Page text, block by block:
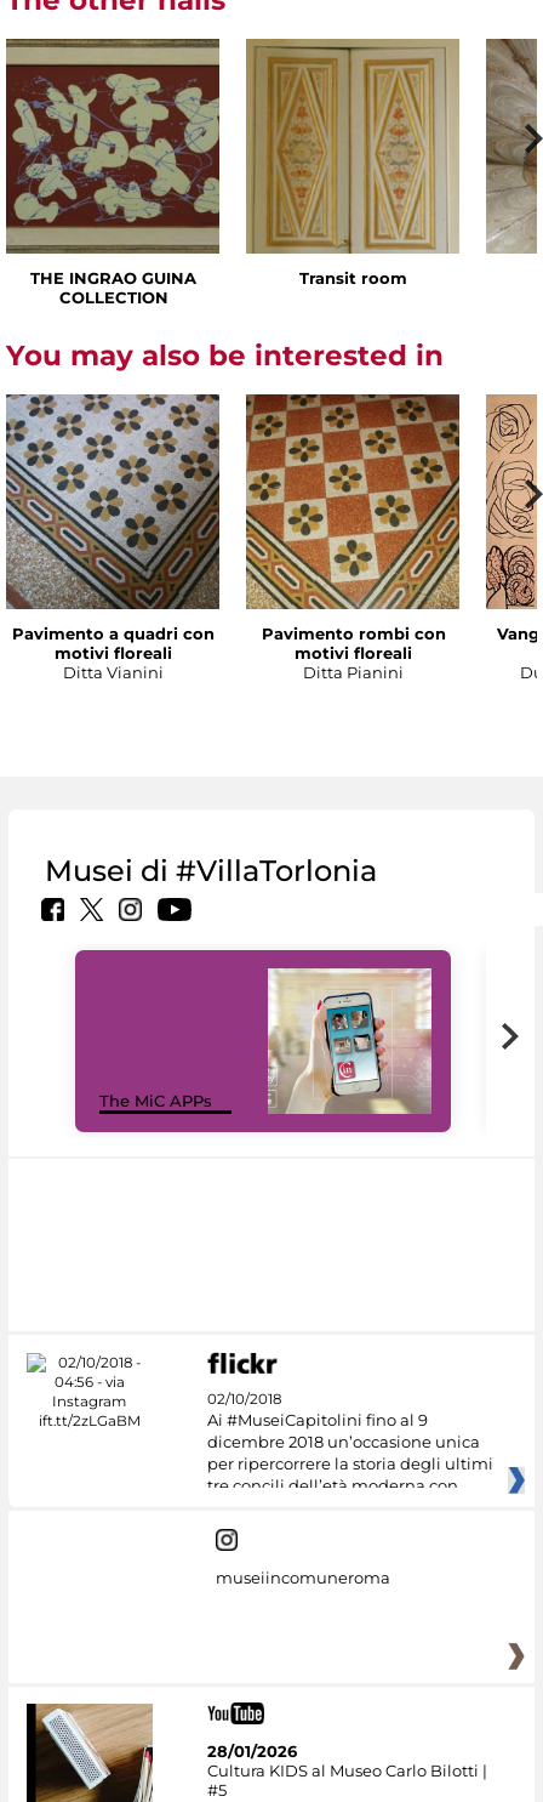
THE INGRAO GUINA
COLLECTION
Transit room
You may also be interested in
Pavimento a quadri con
motivi floreali
Ditta Vianini
Pavimento rombi con
motivi floreali
Ditta Pianini
Musei di #VillaTorlonia
The MiC APPs
02/10/2018
Ai #MuseiCapitolini fino al 9
dicembre 2018 un’occasione unica
per ripercorrere la storia degli ultimi
tre concili dell’età moderna con
museiincomuneroma
28/01/2026
Cultura KIDS al Museo Carlo Bilotti |
#5